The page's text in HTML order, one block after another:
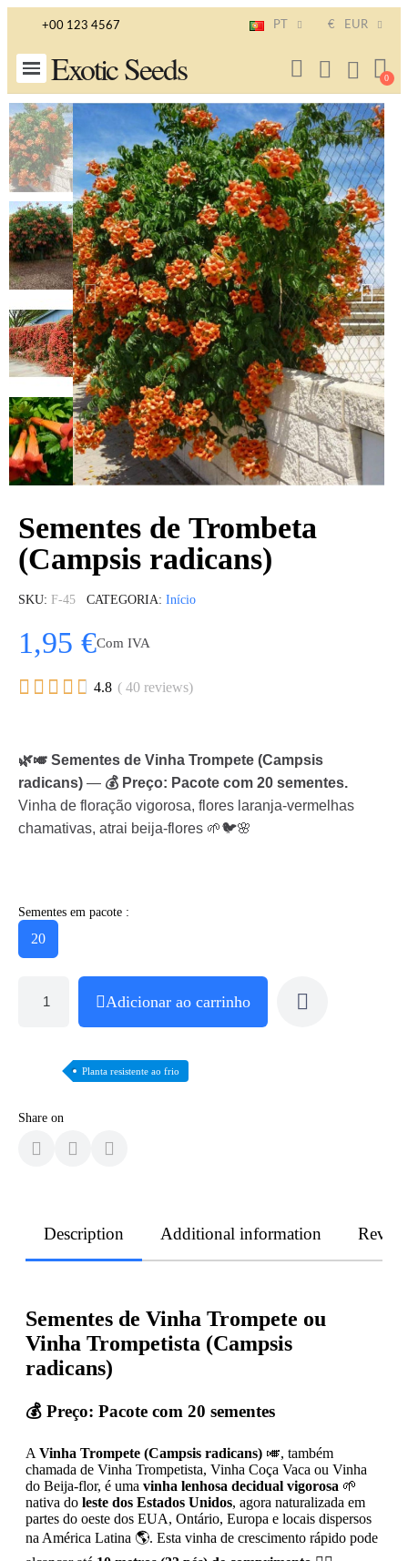
+00 123 4567 PT € EUR
Exotic Seeds
Sementes de Trombeta
(Campsis radicans)
SKU F-45 CATEGORIA Início
1,95 €Com IVA
     4.8 ( 40 reviews)
🌿🎺 Sementes de Vinha Trompete (Campsis
radicans) — 💰 Preço: Pacote com 20 sementes.
Vinha de floração vigorosa, flores laranja-vermelhas
chamativas, atrai beija-flores 🌱🐦🌸
Sementes em pacote :
20
Adicionar ao carrinho
Planta resistente ao frio
Share on
Description Additional information
Sementes de Vinha Trompete ou
Vinha Trompetista (Campsis
radicans)
💰 Preço: Pacote com 20 sementes
A Vinha Trompete (Campsis radicans) 🎺, também
chamada de Vinha Trompetista, Vinha Coça Vaca ou Vinha
do Beija-flor, é uma vinha lenhosa decidual vigorosa 🌱
nativa do leste dos Estados Unidos, agora naturalizada em
partes do oeste dos EUA, Ontário, Europa e locais dispersos
na América Latina 🌎. Esta vinha de crescimento rápido pode